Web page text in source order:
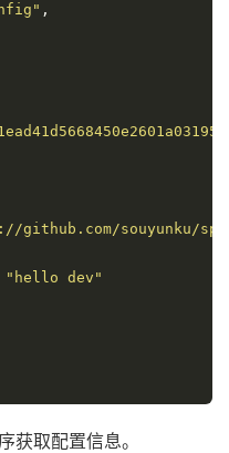
,
github.com/souyunku/
"hello dev"
获取配置信息。